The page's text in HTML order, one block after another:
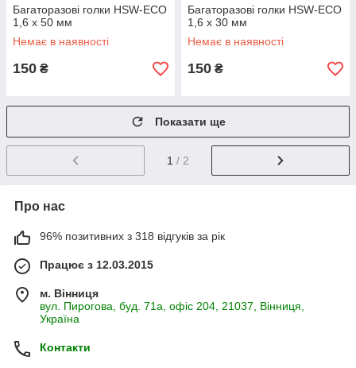
Багаторазові голки HSW-ECO
1,6 х 50 мм
Немає в наявності
150 ₴
Багаторазові голки HSW-ECO
1,6 х 30 мм
Немає в наявності
150 ₴
Показати ще
1 / 2
Про нас
96% позитивних з 318 відгуків за рік
Працює з 12.03.2015
м. Вінниця
вул. Пирогова, буд. 71а, офіс 204, 21037, Вінниця,
Україна
Контакти